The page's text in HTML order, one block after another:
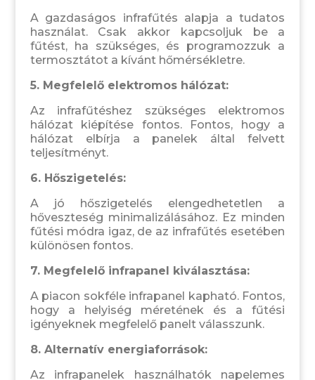
A gazdaságos infrafűtés alapja a tudatos
használat. Csak akkor kapcsoljuk be a
fűtést, ha szükséges, és programozzuk a
termosztátot a kívánt hőmérsékletre.
5. Megfelelő elektromos hálózat:
Az infrafűtéshez szükséges elektromos
hálózat kiépítése fontos. Fontos, hogy a
hálózat elbírja a panelek által felvett
teljesítményt.
6. Hőszigetelés:
A jó hőszigetelés elengedhetetlen a
hőveszteség minimalizálásához. Ez minden
fűtési módra igaz, de az infrafűtés esetében
különösen fontos.
7. Megfelelő infrapanel kiválasztása:
A piacon sokféle infrapanel kapható. Fontos,
hogy a helyiség méretének és a fűtési
igényeknek megfelelő panelt válasszunk.
8. Alternatív energiaforrások:
Az infrapanelek használhatók napelemes